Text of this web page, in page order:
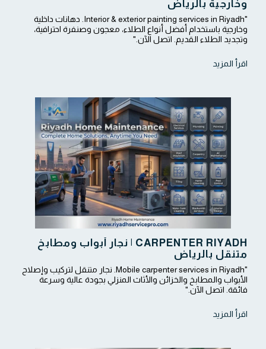
وخارجية بالرياض
"Interior & exterior painting services in Riyadh. دهانات داخلية
وخارجية باستخدام أفضل أنواع الطلاء، معجون وصنفرة احترافية،
وتجديد الطلاء القديم. اتصل الآن."
اقرأ المزيد
CARPENTER RIYADH | نجار أبواب ومطابخ
متنقل بالرياض
"Mobile carpenter services in Riyadh. نجار متنقل لتركيب وإصلاح
الأبواب والمطابخ والخزائن والأثاث المنزلي بجودة عالية وسرعة
فائقة. اتصل الآن."
اقرأ المزيد